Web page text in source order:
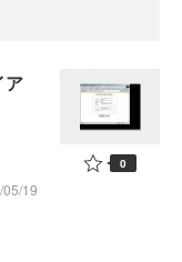
ア
19
0